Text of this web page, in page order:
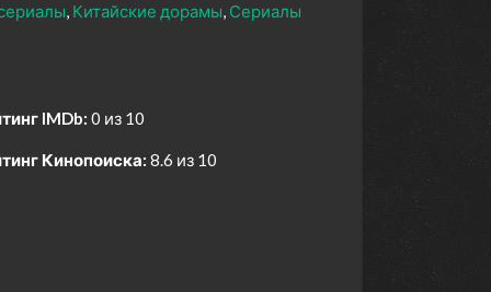
Китайские дорамы Сериалы
IMDb: 0 из 10
Кинопоиска: 8.6 из 10